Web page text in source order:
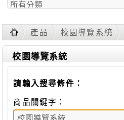
產品
校園導覽系統
校園導覽系統
請輸入搜尋條件：
商品關鍵字：